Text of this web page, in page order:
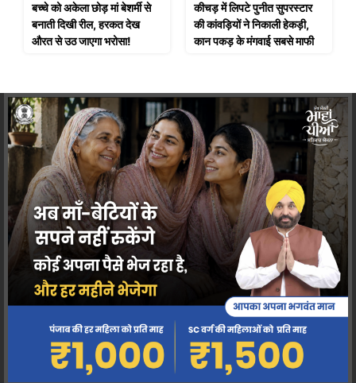
बच्चे को अकेला छोड़ मां बेशर्मी से
बनाती दिखी रील, हरकत देख
औरत से उठ जाएगा भरोसा!
कीचड़ में लिपटे पुनीत सुपरस्टार
की कांवड़ियों ने निकाली हेकड़ी,
कान पकड़ के मंगवाई सबसे माफी